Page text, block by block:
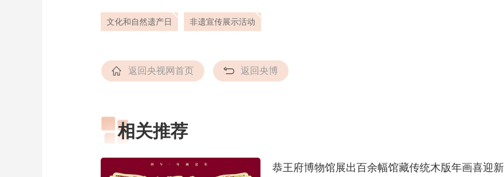
文化和自然遗产日 非遗宣传展示活动
返回央视网首页 返回央博
相关推荐
恭王府博物馆展出百余幅馆藏传统木版年画喜迎